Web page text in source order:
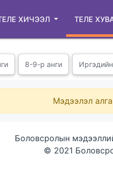
ХИЧЭЭЛ ТЕЛЕ
8-9-р анги
Мэдээлэл
Боловсролын
© 2021